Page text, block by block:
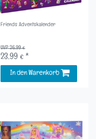
Friends Adventskalender
UVP 26,99 €
23,99 € *
In den Warenkorb